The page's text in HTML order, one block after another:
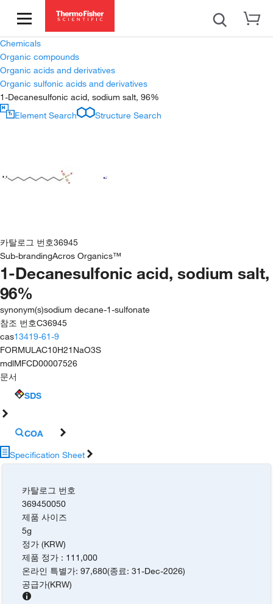
Chemicals
Organic compounds
Organic acids and derivatives
Organic sulfonic acids and derivatives
1-Decanesulfonic acid, sodium salt, 96%
Element Search
Structure Search
카탈로그 번호36945
Sub-brandingAcros Organics™
1-Decanesulfonic acid, sodium salt,
96%
synonym(s)sodium decane-1-sulfonate
참조 번호C36945
cas13419-61-9
FORMULAC10H21NaO3S
mdlMFCD00007526
문서
SDS
COA
Specification Sheet
카탈로그 번호
369450050
제품 사이즈
5g
정가 (KRW)
제품 정가 : 111,000
온라인 특별가:97,680(종료:31-Dec-2026)
공급가(KRW)